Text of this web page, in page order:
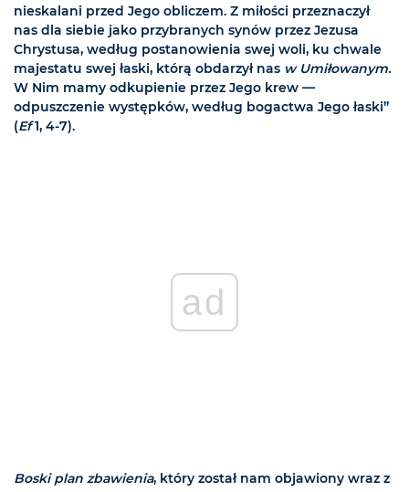
nieskalani przed Jego obliczem. Z miłości przeznaczył
nas dla siebie jako przybranych synów przez Jezusa
Chrystusa, według postanowienia swej woli, ku chwale
majestatu swej łaski, którą obdarzył nas w Umiłowanym.
W Nim mamy odkupienie przez Jego krew —
odpuszczenie występków, według bogactwa Jego łaski”
(Ef1, 4-7).
ad
Boski plan zbawienia, który został nam objawiony wraz z